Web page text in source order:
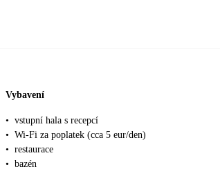
Vybavení
• vstupní hala s recepcí
• Wi-Fi za poplatek (cca 5 eur/den)
• restaurace
• bazén